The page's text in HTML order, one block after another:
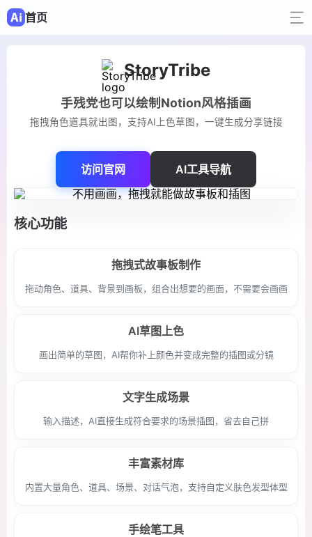
首页
StoryTribe
手残党也可以绘制Notion风格插画
拖拽角色道具就出图，支持AI上色草图，一键生成分享链接
访问官网 AI工具导航
核心功能
拖拽式故事板制作
拖动角色、道具、背景到画板，组合出想要的画面，不需要会画画
AI草图上色
画出简单的草图，AI帮你补上颜色并变成完整的插图或分镜
文字生成场景
输入描述，AI直接生成符合要求的场景插图，省去自己拼
丰富素材库
内置大量角色、道具、场景、对话气泡，支持自定义肤色发型体型
手绘笔工具